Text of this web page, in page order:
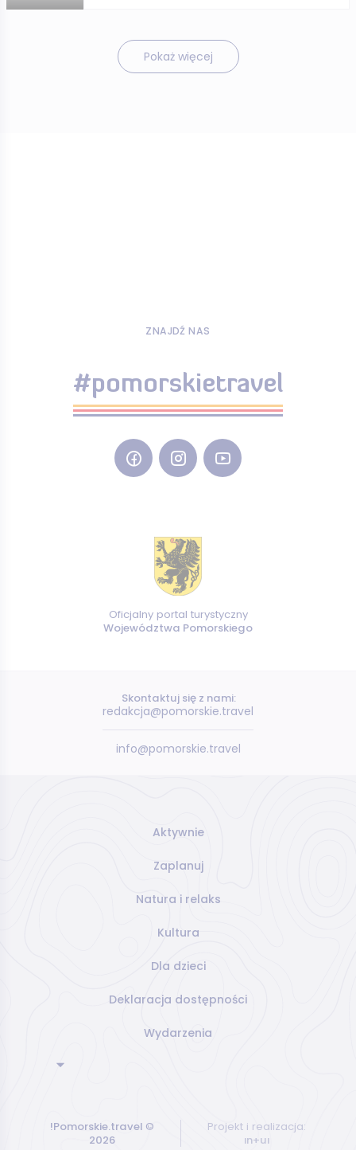
Pokaż więcej
ZNAJDŹ NAS
#pomorskietravel
Oficjalny portal turystyczny
Województwa Pomorskiego
Skontaktuj się z nami:
redakcja@pomorskie.travel
info@pomorskie.travel
Aktywnie
Zaplanuj
Natura i relaks
Kultura
Dla dzieci
Deklaracja dostępności
Wydarzenia
!Pomorskie.travel ©
2026
Projekt i realizacja:
ın+uı